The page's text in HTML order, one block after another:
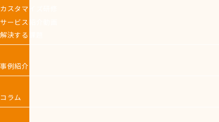
カスタマイズ研修
サービス紹介動画
解決する課題
事例紹介
コラム